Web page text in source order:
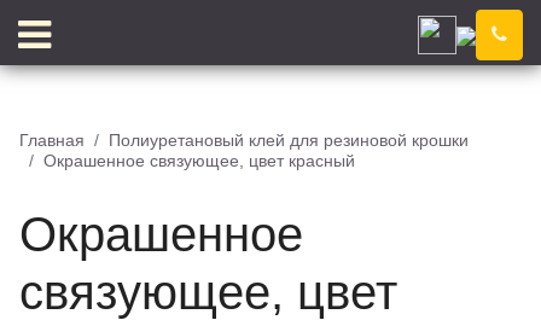
Улан-Удэ
Блог
Отзывы
Главная
Полиуретановый клей для резиновой крошки
Окрашенное связующее, цвет красный
Окрашенное
связующее, цвет